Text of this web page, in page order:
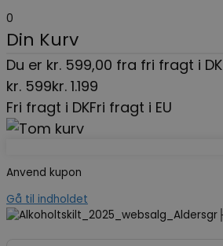
0
Din Kurv
Du er kr. 599,00 fra fri fragt i DK
kr. 599kr. 1.199
Fri fragt i DKFri fragt i EU
Anvend kupon
Gå til indholdet